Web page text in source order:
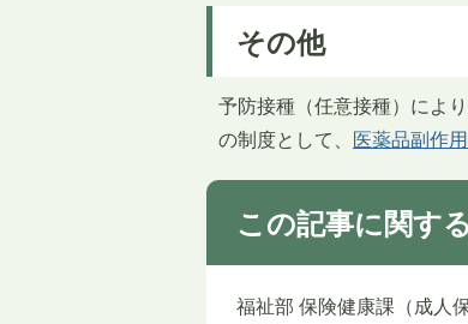
その他
予防接種（任意接種）によ
の制度として、 医薬品副作
この記事に関す
福祉部 保険健康課（成人